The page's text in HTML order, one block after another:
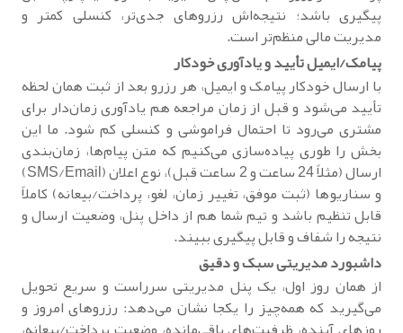
پیگیری باشد؛ نتیجه‌اش رزروهای جدی‌تر، کنسلی کمتر و
مدیریت مالی منظم‌تر است.
پیامک/ایمیل تأیید و یادآوری خودکار
با ارسال خودکار پیامک و ایمیل، هر رزرو بعد از ثبت همان لحظه
تأیید می‌شود و قبل از زمان مراجعه هم یادآوری زمان‌دار برای
مشتری می‌رود تا احتمال فراموشی و کنسلی کم شود. ما این
بخش را طوری پیاده‌سازی می‌کنیم که متن پیام‌ها، زمان‌بندی
ارسال (مثلاً 24 ساعت و 2 ساعت قبل)، نوع اعلان (SMS/Email)
و سناریوها (ثبت موفق، تغییر زمان، لغو، پرداخت/بیعانه) کاملاً
قابل تنظیم باشد و تیم شما هم از داخل پنل، وضعیت ارسال و
نتیجه را شفاف و قابل پیگیری ببیند.
داشبورد مدیریتی سبک و دقیق
از همان روز اول، یک پنل مدیریتی سرراست و سریع تحویل
می‌گیرید که همه‌چیز را یکجا نشان می‌دهد: رزروهای امروز و